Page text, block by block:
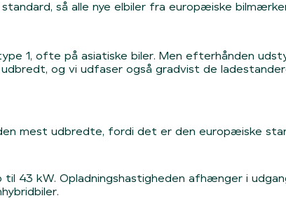
så alle nye elbiler fra europæiske
1, ofte på asiatiske biler. Men efterhånden
og vi udfaser også gradvist de
mest udbredte, fordi det er den europæiske
til 43 kW. Opladningshastigheden afhænger i